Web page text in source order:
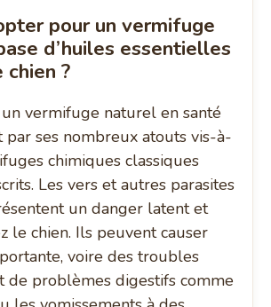
pour un vermifuge
d’huiles essentielles
?
vermifuge naturel en santé
par ses nombreux atouts vis-à-
chimiques classiques
Les vers et autres parasites
un danger latent et
le chien. Ils peuvent causer
voire des troubles
de problèmes digestifs comme